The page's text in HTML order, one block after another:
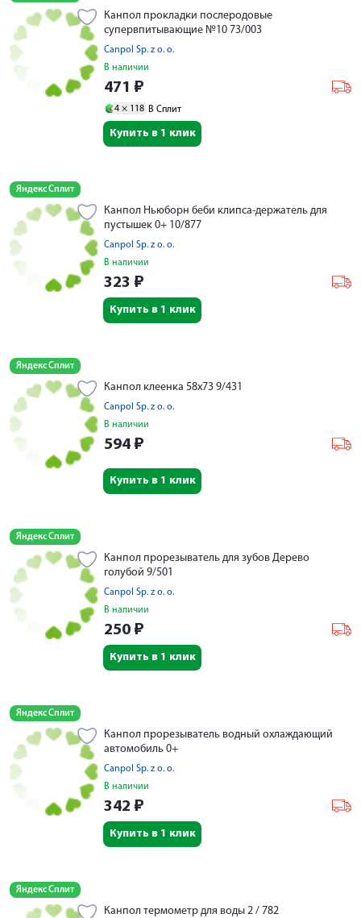
Канпол прокладки послеродовые
супервпитывающие №10 73/003
Canpol Sp. z o. o.
В наличии
471 ₽
4 × 118 В Сплит
Купить в 1 клик
Яндекс Сплит
Канпол Ньюборн беби клипса-держатель для
пустышек 0+ 10/877
Canpol Sp. z o. o.
В наличии
323 ₽
Купить в 1 клик
Яндекс Сплит
Канпол клеенка 58х73 9/431
Canpol Sp. z o. o.
В наличии
594 ₽
Купить в 1 клик
Яндекс Сплит
Канпол прорезыватель для зубов Дерево
голубой 9/501
Canpol Sp. z o. o.
В наличии
250 ₽
Купить в 1 клик
Яндекс Сплит
Канпол прорезыватель водный охлаждающий
автомобиль 0+
Canpol Sp. z o. o.
В наличии
342 ₽
Купить в 1 клик
Яндекс Сплит
Канпол термометр для воды 2 / 782